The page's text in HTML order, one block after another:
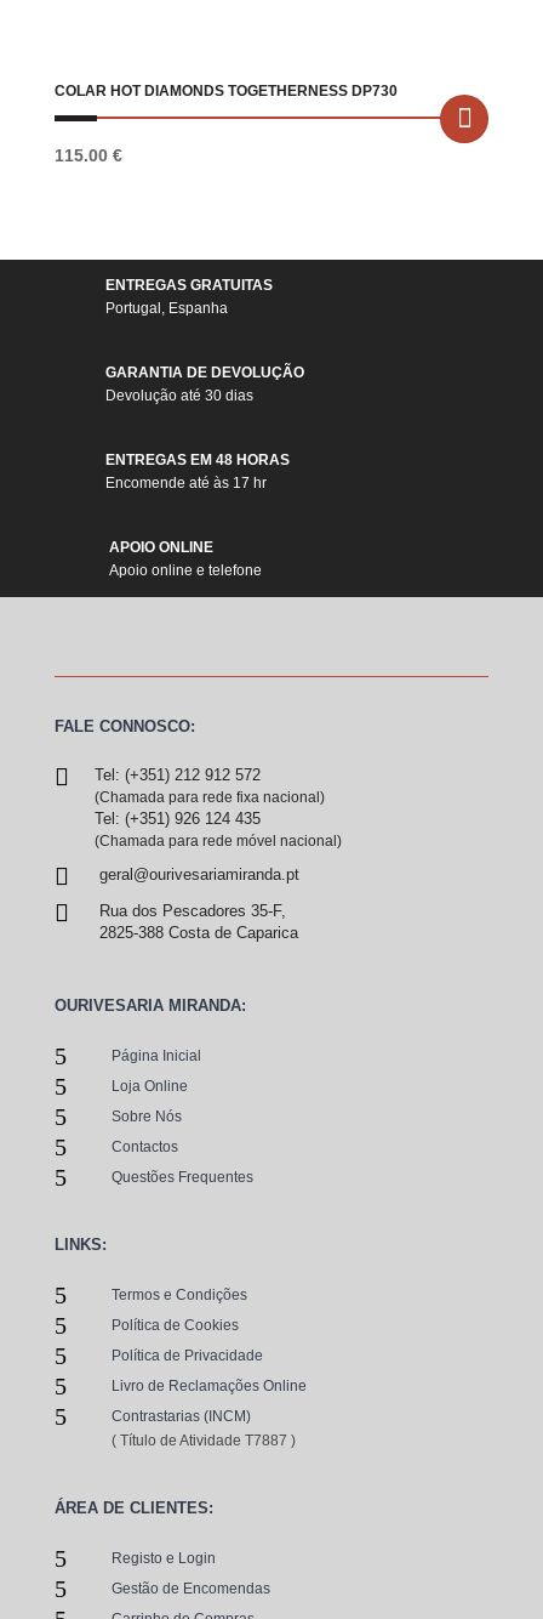
COLAR HOT DIAMONDS TOGETHERNESS DP730
115.00 €
ENTREGAS GRATUITAS
Portugal, Espanha
GARANTIA DE DEVOLUÇÃO
Devolução até 30 dias
ENTREGAS EM 48 HORAS
Encomende até às 17 hr
APOIO ONLINE
Apoio online e telefone
FALE CONNOSCO:
 Tel: (+351) 212 912 572
(Chamada para rede fixa nacional)
Tel: (+351) 926 124 435
(Chamada para rede móvel nacional)
 geral@ourivesariamiranda.pt

Rua dos Pescadores 35-F,
2825-388 Costa de Caparica
OURIVESARIA MIRANDA:
5 Página Inicial
5 Loja Online
5 Sobre Nós
5 Contactos
5 Questões Frequentes
LINKS:
5 Termos e Condições
5 Política de Cookies
5 Política de Privacidade
5 Livro de Reclamações Online
5
Contrastarias (INCM)
( Título de Atividade T7887 )
ÁREA DE CLIENTES:
5 Registo e Login
5 Gestão de Encomendas